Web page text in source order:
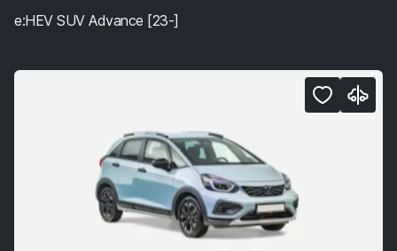
e:HEV SUV Advance [23-]